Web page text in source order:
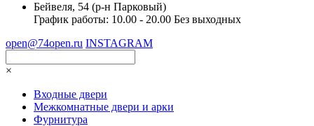
Бейвеля, 54 (р-н Парковый)
График работы: 10.00 - 20.00 Без выходных
open@74open.ru INSTAGRAM
×
Входные двери
Межкомнатные двери и арки
Фурнитура